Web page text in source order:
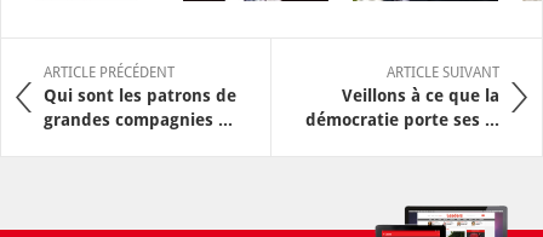
ARTICLE PRÉCÉDENT
Qui sont les patrons de
grandes compagnies ...
ARTICLE SUIVANT
Veillons à ce que la
démocratie porte ses ...